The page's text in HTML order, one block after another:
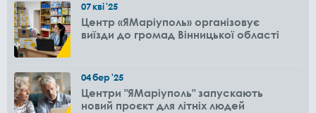
07кві'25
Центр «ЯМаріуполь» організовує
виїзди до громад Вінницької області
04бер'25
Центри "ЯМаріуполь" запускають
новий проєкт для літніх людей